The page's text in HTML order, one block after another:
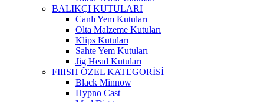
BALIKÇI KUTULARI
Canlı Yem Kutuları
Olta Malzeme Kutuları
Klips Kutuları
Sahte Yem Kutuları
Jig Head Kutuları
FIIISH ÖZEL KATEGORİSİ
Black Minnow
Hypno Cast